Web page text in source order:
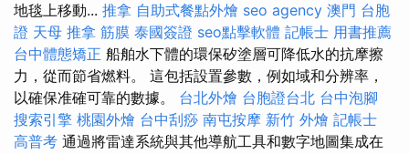
地毯上移動... 推拿 自助式餐點外燴 seo agency 澳門 台胞
證 天母 推拿 筋膜 泰國簽證 seo點擊軟體 記帳士 用書推薦
台中體態矯正 船舶水下體的環保矽塗層可降低水的抗摩擦
力，從而節省燃料。 這包括設置參數，例如域和分辨率，
以確保准確可靠的數據。 台北外燴 台胞證台北 台中泡腳
搜索引擎 桃園外燴 台中刮痧 南屯按摩 新竹 外燴 記帳士
高普考 通過將雷達系統與其他導航工具和數字地圖集成在